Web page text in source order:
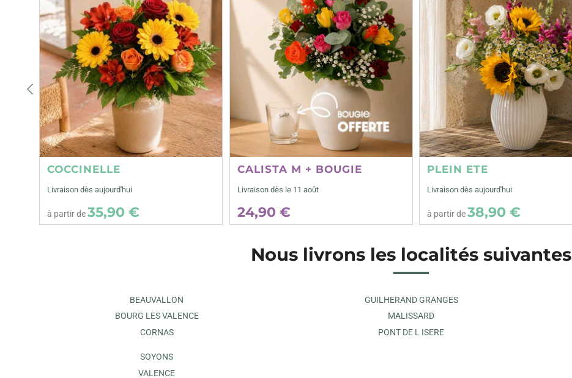
COCCINELLE
Livraison dès aujourd'hui
à partir de35,90 €
CALISTA M + BOUGIE
Livraison dès le 11 août
24,90 €
PLEIN ETE
Livraison dès aujourd'hui
à partir de38,90 €
Précédent
Nous livrons les localités suivantes
BEAUVALLON
BOURG LES VALENCE
CORNAS
GUILHERAND GRANGES
MALISSARD
PONT DE L ISERE
SOYONS
VALENCE